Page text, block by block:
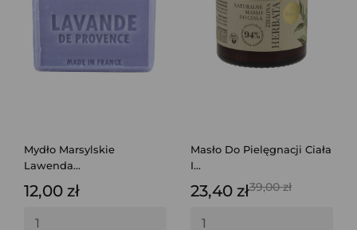
Mydło Marsylskie
Lawenda...
12,00 zł
Masło Do Pielęgnacji Ciała
I...
23,40 zł39,00 zł